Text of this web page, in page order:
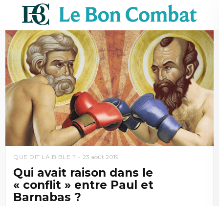
QUE DIT LA BIBLE ? 23 août 2019
Qui avait raison dans le
« conflit » entre Paul et
Barnabas ?